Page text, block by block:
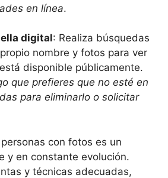
en línea.
digital: Realiza búsquedas
nombre y fotos para ver
disponible públicamente.
que prefieres que no esté en
para eliminarlo o solicitar
con fotos es un
y en constante evolución.
y técnicas adecuadas,